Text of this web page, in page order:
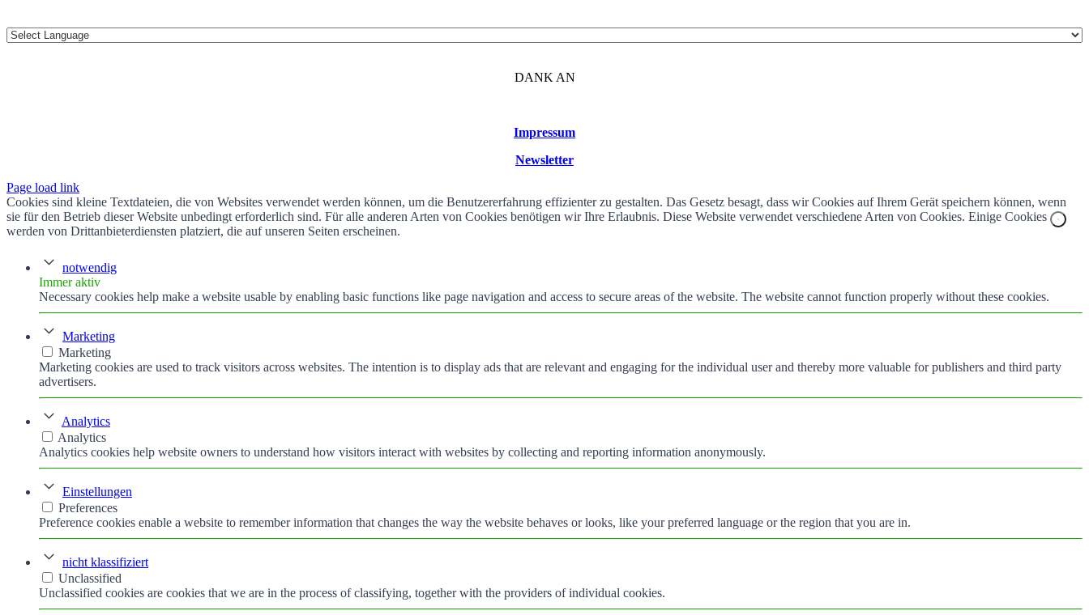
DANK AN
Impressum
Newsletter
Page load link
Cookies sind kleine Textdateien, die von Websites verwendet werden können, um die Benutzererfahrung effizienter zu gestalten. Das Gesetz besagt, dass wir Cookies auf Ihrem Gerät speichern können, wenn
sie für den Betrieb dieser Website unbedingt erforderlich sind. Für alle anderen Arten von Cookies benötigen wir Ihre Erlaubnis. Diese Website verwendet verschiedene Arten von Cookies. Einige Cookies
werden von Drittanbieterdiensten platziert, die auf unseren Seiten erscheinen.
notwendig
Immer aktiv
Necessary cookies help make a website usable by enabling basic functions like page navigation and access to secure areas of the website. The website cannot function properly without these cookies.
Marketing
Marketing
Marketing cookies are used to track visitors across websites. The intention is to display ads that are relevant and engaging for the individual user and thereby more valuable for publishers and third party
advertisers.
Analytics
Analytics
Analytics cookies help website owners to understand how visitors interact with websites by collecting and reporting information anonymously.
Einstellungen
Preferences
Preference cookies enable a website to remember information that changes the way the website behaves or looks, like your preferred language or the region that you are in.
nicht klassifiziert
Unclassified
Unclassified cookies are cookies that we are in the process of classifying, together with the providers of individual cookies.